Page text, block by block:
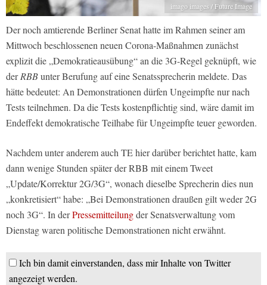
imago images / Future Image
Der noch amtierende Berliner Senat hatte im Rahmen seiner am
Mittwoch beschlossenen neuen Corona-Maßnahmen zunächst
explizit die „Demokratieausübung“ an die 3G-Regel geknüpft, wie
derRBBunter Berufung auf eine Senatssprecherin meldete. Das
hätte bedeutet: An Demonstrationen dürfen Ungeimpfte nur nach
Tests teilnehmen. Da die Tests kostenpflichtig sind, wäre damit im
Endeffekt demokratische Teilhabe für Ungeimpfte teuer geworden.
Nachdem unter anderem auch TE hier darüber berichtet hatte, kam
dann wenige Stunden später der RBB mit einem Tweet
„Update/Korrektur 2G/3G“, wonach dieselbe Sprecherin dies nun
„konkretisiert“ habe: „Bei Demonstrationen draußen gilt weder 2G
noch 3G“. In derPressemitteilungder Senatsverwaltung vom
Dienstag waren politische Demonstrationen nicht erwähnt.
Ich bin damit einverstanden, dass mir Inhalte von Twitter
angezeigt werden.